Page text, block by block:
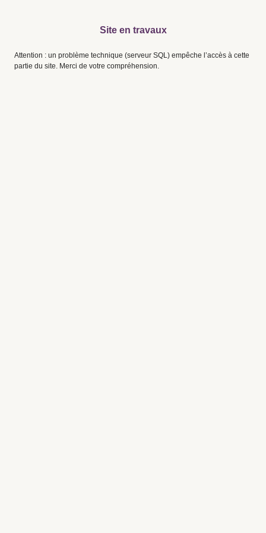
Site en travaux
Attention : un problème technique (serveur SQL) empêche l’accès à cette
partie du site. Merci de votre compréhension.